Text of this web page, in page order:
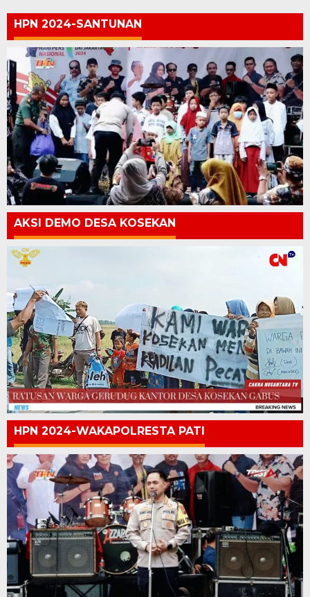
HPN 2024-SANTUNAN
AKSI DEMO DESA KOSEKAN
HPN 2024-WAKAPOLRESTA PATI